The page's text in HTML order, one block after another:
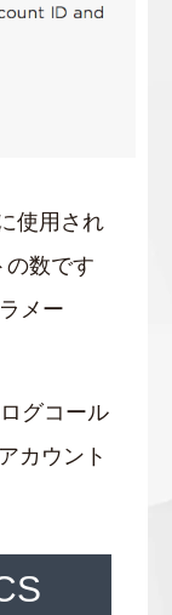
使用され
の数です
メー
グコール
カウント